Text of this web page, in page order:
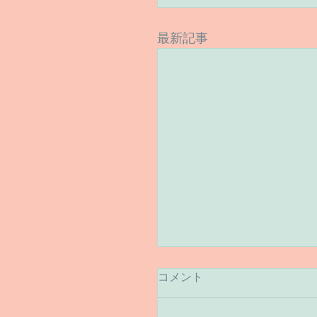
最新記事
コメント